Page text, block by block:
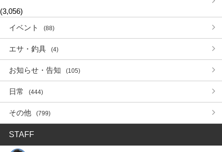
(3,056)
イベント
(88)
エサ・釣具 (4)
お知らせ・告知 (105)
日常 (444)
その他 (799)
STAFF